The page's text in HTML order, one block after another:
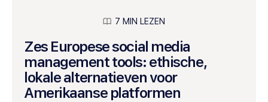
7 MIN LEZEN
Zes Europese social media
management tools: ethische,
lokale alternatieven voor
Amerikaanse platformen